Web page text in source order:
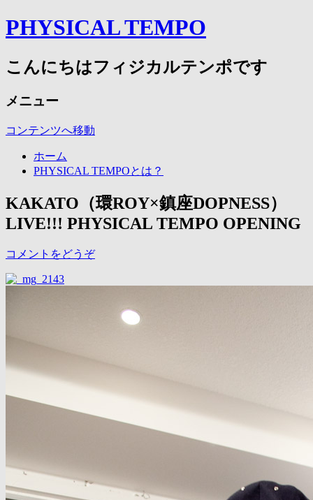
PHYSICAL TEMPO
こんにちはフィジカルテンポです
メニュー
コンテンツへ移動
ホーム
PHYSICAL TEMPOとは？
KAKATO（環ROY×鎮座DOPNESS）
LIVE!!! PHYSICAL TEMPO OPENING
コメントをどうぞ